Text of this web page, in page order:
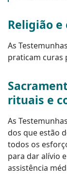
Religião
As
praticam curas
rituais e
As
dos que estão
todos os
para dar alívio
assistência